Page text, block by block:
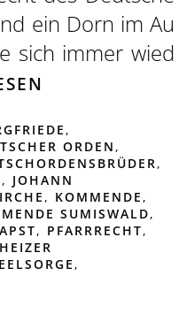
ein Dorn im Au
sich immer wied
,
ORDEN ,
,
, JOHANN
, KOMMENDE ,
SUMISWALD,
, PFARRRECHT,
,